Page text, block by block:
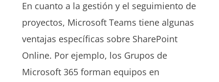
En cuanto a la gestión y el seguimiento de
proyectos, Microsoft Teams tiene algunas
ventajas específicas sobre SharePoint
Online. Por ejemplo, los Grupos de
Microsoft 365 forman equipos en